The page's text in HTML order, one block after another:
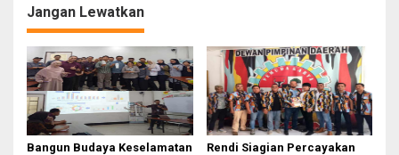
Jangan Lewatkan
Bangun Budaya Keselamatan
Rendi Siagian Percayakan